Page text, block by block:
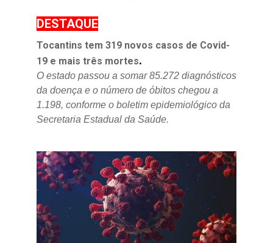
DESTAQUE
Tocantins tem 319 novos casos de Covid-
19 e mais três mortes.
O estado passou a somar 85.272 diagnósticos
da doença e o número de óbitos chegou a
1.198, conforme o boletim epidemiológico da
Secretaria Estadual da Saúde.